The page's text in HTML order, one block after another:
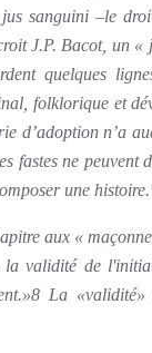
sanguini –le
J.P. Bacot, un «
quelques
folklorique et
d’adoption n’a
fastes ne peuvent
une
aux «
validité de
La